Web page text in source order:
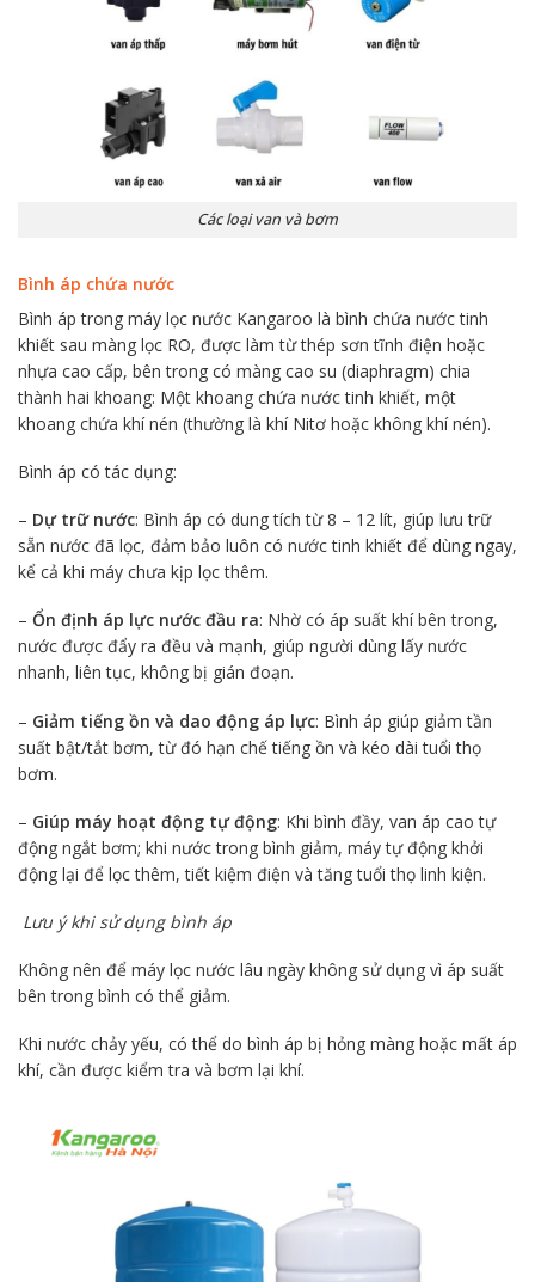
Các loại van và bơm
Bình áp chứa nước
Bình áp trong máy lọc nước Kangaroo là bình chứa nước tinh
khiết sau màng lọc RO, được làm từ thép sơn tĩnh điện hoặc
nhựa cao cấp, bên trong có màng cao su (diaphragm) chia
thành hai khoang: Một khoang chứa nước tinh khiết, một
khoang chứa khí nén (thường là khí Nitơ hoặc không khí nén).
Bình áp có tác dụng:
– Dự trữ nước: Bình áp có dung tích từ 8 – 12 lít, giúp lưu trữ
sẵn nước đã lọc, đảm bảo luôn có nước tinh khiết để dùng ngay,
kể cả khi máy chưa kịp lọc thêm.
– Ổn định áp lực nước đầu ra: Nhờ có áp suất khí bên trong,
nước được đẩy ra đều và mạnh, giúp người dùng lấy nước
nhanh, liên tục, không bị gián đoạn.
– Giảm tiếng ồn và dao động áp lực: Bình áp giúp giảm tần
suất bật/tắt bơm, từ đó hạn chế tiếng ồn và kéo dài tuổi thọ
bơm.
– Giúp máy hoạt động tự động: Khi bình đầy, van áp cao tự
động ngắt bơm; khi nước trong bình giảm, máy tự động khởi
động lại để lọc thêm, tiết kiệm điện và tăng tuổi thọ linh kiện.
Lưu ý khi sử dụng bình áp
Không nên để máy lọc nước lâu ngày không sử dụng vì áp suất
bên trong bình có thể giảm.
Khi nước chảy yếu, có thể do bình áp bị hỏng màng hoặc mất áp
khí, cần được kiểm tra và bơm lại khí.